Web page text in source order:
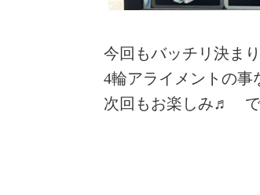
今回もバッチリ決ま
4輪アライメントの
次回もお楽しみ♬ で